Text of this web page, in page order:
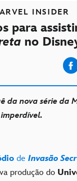
INSIDER
para
no
da nova série da
de Invasão
produção do